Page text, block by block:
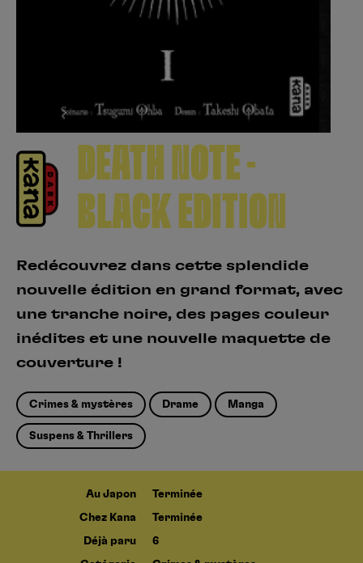
DEATH NOTE -
BLACK EDITION
Redécouvrez dans cette splendide
nouvelle édition en grand format, avec
une tranche noire, des pages couleur
inédites et une nouvelle maquette de
couverture !
Crimes & mystères Drame Manga
Suspens & Thrillers
Au Japon Terminée
Chez Kana Terminée
Déjà paru 6